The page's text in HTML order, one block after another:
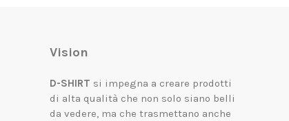
Vision
D-SHIRT si impegna a creare prodotti
di alta qualità che non solo siano belli
da vedere, ma che trasmettano anche